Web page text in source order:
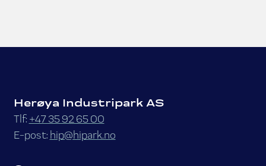
Herøya Industripark AS
Tlf: +47 35 92 65 00
E-post: hip@hipark.no